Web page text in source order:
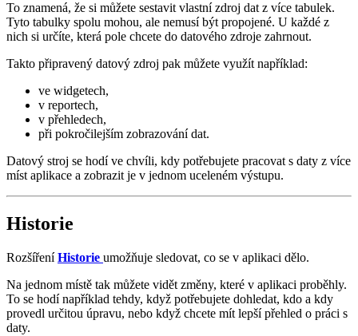
To znamená, že si můžete sestavit vlastní zdroj dat z více tabulek.
Tyto tabulky spolu mohou, ale nemusí být propojené. U každé z
nich si určíte, která pole chcete do datového zdroje zahrnout.
Takto připravený datový zdroj pak můžete využít například:
ve widgetech,
v reportech,
v přehledech,
při pokročilejším zobrazování dat.
Datový stroj se hodí ve chvíli, kdy potřebujete pracovat s daty z více
míst aplikace a zobrazit je v jednom uceleném výstupu.
Historie
RozšířeníHistorie umožňuje sledovat, co se v aplikaci dělo.
Na jednom místě tak můžete vidět změny, které v aplikaci proběhly.
To se hodí například tehdy, když potřebujete dohledat, kdo a kdy
provedl určitou úpravu, nebo když chcete mít lepší přehled o práci s
daty.